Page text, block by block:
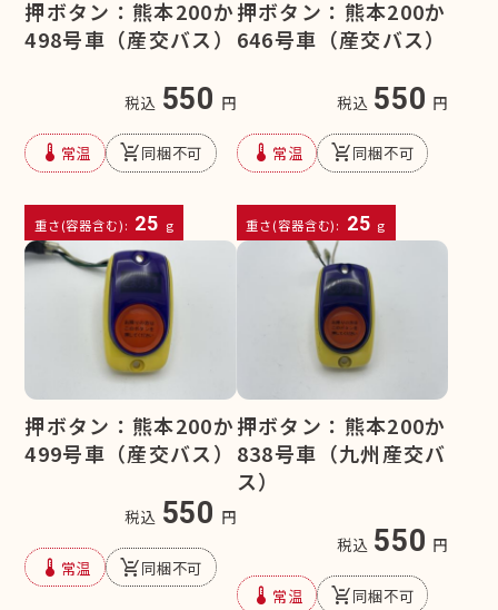
押ボタン：熊本200か
498号車（産交バス）
税込 550 円
device_thermostat 常温 remove_shopping_cart同梱不可
重さ(容器含む): 25 g
押ボタン：熊本200か
646号車（産交バス）
税込 550 円
device_thermostat 常温 remove_shopping_cart同梱不可
重さ(容器含む): 25 g
押ボタン：熊本200か
499号車（産交バス）
税込 550 円
device_thermostat 常温 remove_shopping_cart同梱不可
押ボタン：熊本200か
838号車（九州産交バ
ス）
税込 550 円
device_thermostat 常温 remove_shopping_cart同梱不可